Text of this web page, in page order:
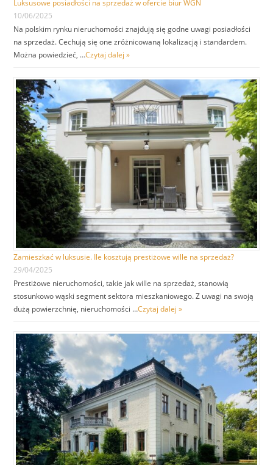
Luksusowe posiadłości na sprzedaż w ofercie biur WGN
10/06/2025
Na polskim rynku nieruchomości znajdują się godne uwagi posiadłości
na sprzedaż. Cechują się one zróżnicowaną lokalizacją i standardem.
Można powiedzieć, …Czytaj dalej »
Zamieszkać w luksusie. Ile kosztują prestiżowe wille na sprzedaż?
29/04/2025
Prestiżowe nieruchomości, takie jak wille na sprzedaż, stanowią
stosunkowo wąski segment sektora mieszkaniowego. Z uwagi na swoją
dużą powierzchnię, nieruchomości …Czytaj dalej »